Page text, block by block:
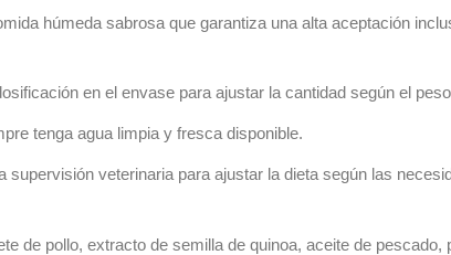
húmeda sabrosa que garantiza una alta aceptación
en el envase para ajustar la cantidad según el
tenga agua limpia y fresca disponible.
supervisión veterinaria para ajustar la dieta según las
de pollo, extracto de semilla de quinoa, aceite de